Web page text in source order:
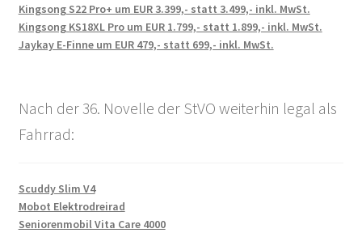
Kingsong S22 Pro+ um EUR 3.399,- statt 3.499,- inkl. MwSt.
Kingsong KS18XL Pro um EUR 1.799,- statt 1.899,- inkl. MwSt.
Jaykay E-Finne um EUR 479,- statt 699,- inkl. MwSt.
Nach der 36. Novelle der StVO weiterhin legal als
Fahrrad:
Scuddy Slim V4
Mobot Elektrodreirad
Seniorenmobil Vita Care 4000